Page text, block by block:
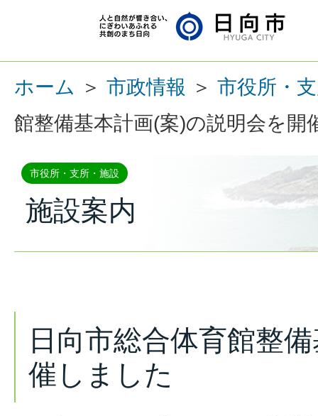
ホーム ＞ 市政情報 ＞ 市役所・
館整備基本計画(案)の説明会を開
市役所・支所・施設
施設案内
日向市総合体育館整
催しました